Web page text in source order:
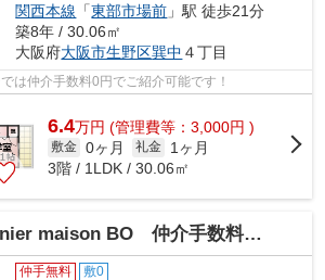
関西本線 「東部市場前 」駅 徒歩21分
築8年 / 30.06㎡
大阪府大阪市生野区巽中 ４丁目
は仲介手数料0円でご紹介可能です！
6.4万円 (管理費等：3,000円 )
敷金 0ヶ月 礼金
1ヶ月
3階 / 1LDK / 30.06㎡
maison BO 仲介手数料無料
仲手無料 敷0